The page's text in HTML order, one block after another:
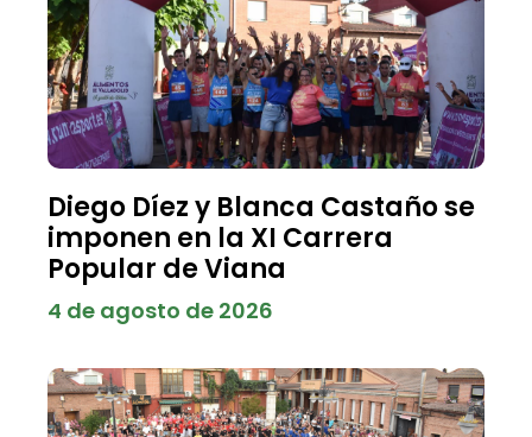
Diego Díez y Blanca Castaño se
imponen en la XI Carrera
Popular de Viana
4 de agosto de 2026